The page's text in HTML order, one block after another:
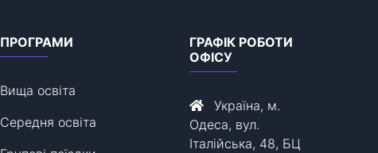
ПРОГРАМИ
Вища освіта
Середня освіта
ГРАФІК РОБОТИ
ОФІСУ
Україна, м.
Одеса, вул.
Італійська, 48, БЦ